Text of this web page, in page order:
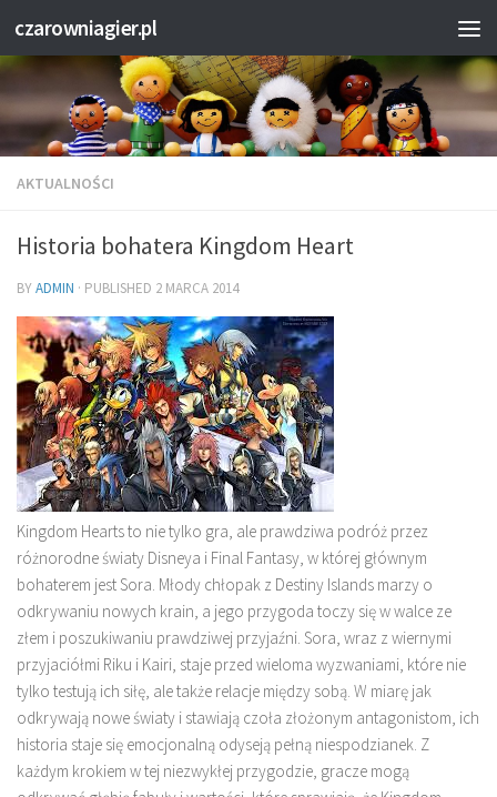
czarowniagier.pl
AKTUALNOŚCI
Historia bohatera Kingdom Heart
BYADMIN · PUBLISHED 2 MARCA 2014
Kingdom Hearts to nie tylko gra, ale prawdziwa podróż przez
różnorodne światy Disneya i Final Fantasy, w której głównym
bohaterem jest Sora. Młody chłopak z Destiny Islands marzy o
odkrywaniu nowych krain, a jego przygoda toczy się w walce ze
złem i poszukiwaniu prawdziwej przyjaźni. Sora, wraz z wiernymi
przyjaciółmi Riku i Kairi, staje przed wieloma wyzwaniami, które nie
tylko testują ich siłę, ale także relacje między sobą. W miarę jak
odkrywają nowe światy i stawiają czoła złożonym antagonistom, ich
historia staje się emocjonalną odyseją pełną niespodzianek. Z
każdym krokiem w tej niezwykłej przygodzie, gracze mogą